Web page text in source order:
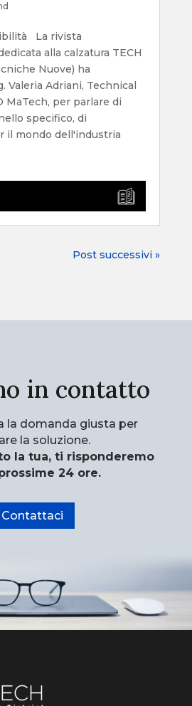
La rivista
alla calzatura TECH
Nuove) ha
Valeria Adriani, Technical
MaTech, per parlare di
specifico, di
il mondo dell'industria
Post successivi »
in contatto
la domanda giusta per
la soluzione.
la tua, ti risponderemo
24 ore.
Contattaci